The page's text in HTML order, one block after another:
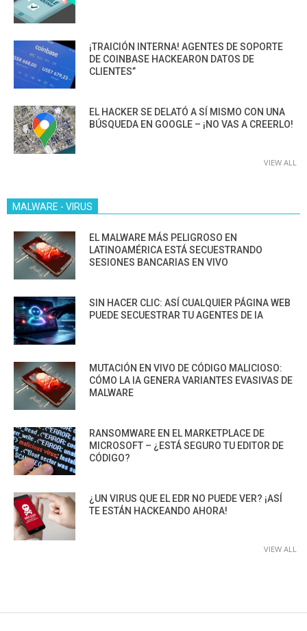
¡TRAICIÓN INTERNA! AGENTES DE SOPORTE
DE COINBASE HACKEARON DATOS DE
CLIENTES”
EL HACKER SE DELATÓ A SÍ MISMO CON UNA
BÚSQUEDA EN GOOGLE – ¡NO VAS A CREERLO!
VIEW ALL
MALWARE - VIRUS
EL MALWARE MÁS PELIGROSO EN
LATINOAMÉRICA ESTÁ SECUESTRANDO
SESIONES BANCARIAS EN VIVO
SIN HACER CLIC: ASÍ CUALQUIER PÁGINA WEB
PUEDE SECUESTRAR TU AGENTES DE IA
MUTACIÓN EN VIVO DE CÓDIGO MALICIOSO:
CÓMO LA IA GENERA VARIANTES EVASIVAS DE
MALWARE
RANSOMWARE EN EL MARKETPLACE DE
MICROSOFT – ¿ESTÁ SEGURO TU EDITOR DE
CÓDIGO?
¿UN VIRUS QUE EL EDR NO PUEDE VER? ¡ASÍ
TE ESTÁN HACKEANDO AHORA!
VIEW ALL